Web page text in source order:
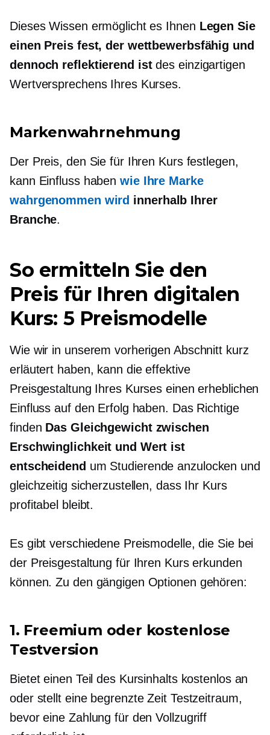
Dieses Wissen ermöglicht es Ihnen Legen Sie
einen Preis fest, der wettbewerbsfähig und
dennoch reflektierend istdes einzigartigen
Wertversprechens Ihres Kurses.
Markenwahrnehmung
Der Preis, den Sie für Ihren Kurs festlegen,
kann Einfluss haben wie Ihre Marke
wahrgenommen wird innerhalb Ihrer
Branche.
So ermitteln Sie den
Preis für Ihren digitalen
Kurs: 5 Preismodelle
Wie wir in unserem vorherigen Abschnitt kurz
erläutert haben, kann die effektive
Preisgestaltung Ihres Kurses einen erheblichen
Einfluss auf den Erfolg haben. Das Richtige
finden Das Gleichgewicht zwischen
Erschwinglichkeit und Wert ist
entscheidend um Studierende anzulocken und
gleichzeitig sicherzustellen, dass Ihr Kurs
profitabel bleibt.
Es gibt verschiedene Preismodelle, die Sie bei
der Preisgestaltung für Ihren Kurs erkunden
können. Zu den gängigen Optionen gehören:
1. Freemium oder kostenlose
Testversion
Bietet einen Teil des Kursinhalts kostenlos an
oder stellt eine begrenzte ZeitTestzeitraum,
bevor eine Zahlung für den Vollzugriff